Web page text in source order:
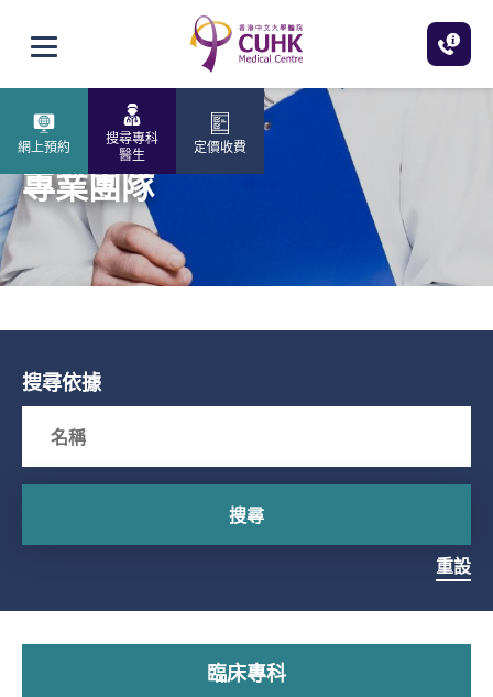
打開選單
網上預約
搜尋專科
醫生
定價收費
專業團隊
搜尋依據
搜尋
重設
臨床專科